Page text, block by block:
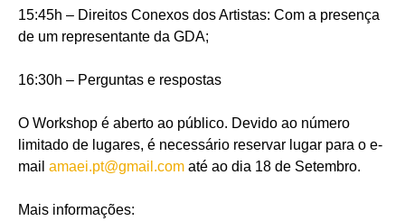
15:45h – Direitos Conexos dos Artistas: Com a presença
de um representante da GDA;
16:30h – Perguntas e respostas
O Workshop é aberto ao público. Devido ao número
limitado de lugares, é necessário reservar lugar para o e-
mail amaei.pt@gmail.com até ao dia 18 de Setembro.
Mais informações: